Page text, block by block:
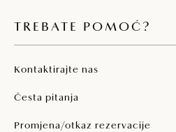
TREBATE POMOĆ?
Kontaktirajte nas
Česta pitanja
Promjena/otkaz rezervacije